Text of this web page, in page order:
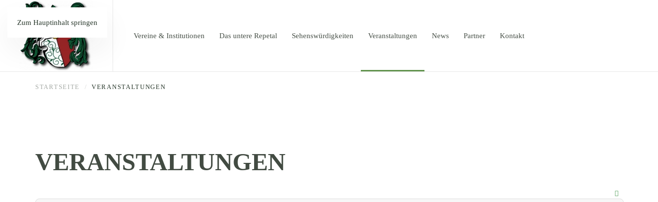
Zum Hauptinhalt springen
Vereine & Institutionen
Das untere Repetal Sehenswürdigkeiten Veranstaltungen News Partner Kontakt
STARTSEITE VERANSTALTUNGEN
VERANSTALTUNGEN